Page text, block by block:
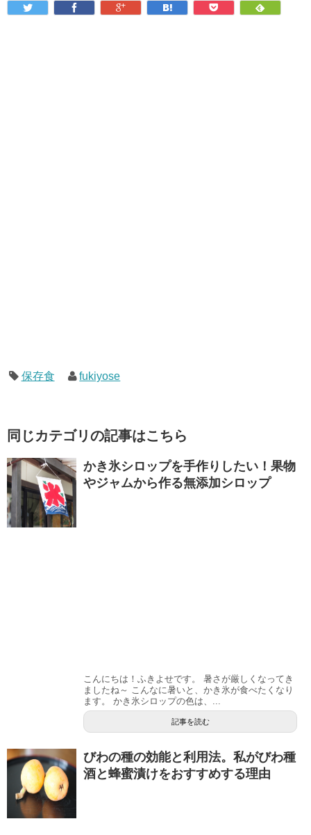
保存食 fukiyose
同じカテゴリの記事はこちら
かき氷シロップを手作りしたい！果物
やジャムから作る無添加シロップ
こんにちは！ふきよせです。 暑さが厳しくなってき
ましたね～ こんなに暑いと、かき氷が食べたくなり
ます。 かき氷シロップの色は、...
記事を読む
びわの種の効能と利用法。私がびわ種
酒と蜂蜜漬けをおすすめする理由